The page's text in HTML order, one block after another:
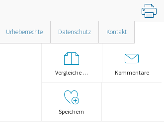
Urheberrechte Datenschutz Kontakt
Vergleiche … Kommentare
Speichern